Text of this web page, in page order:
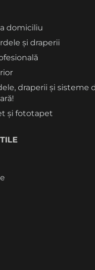
domiciliu
și draperii
draperii și sisteme
și fototapet